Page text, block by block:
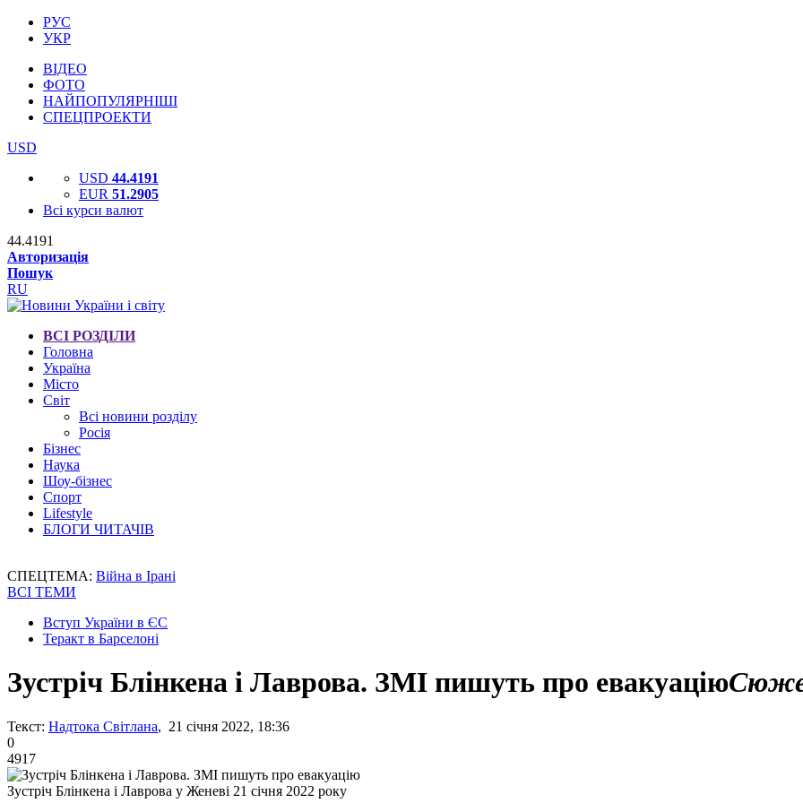
РУС
УКР
ВІДЕО
ФОТО
НАЙПОПУЛЯРНІШІ
СПЕЦПРОЕКТИ
USD
USD 44.4191
EUR 51.2905
Всі курси валют
44.4191
Авторизація
Пошук
RU
ВСІ РОЗДІЛИ
Головна
Україна
Місто
Світ
Всі новини розділу
Росія
Бізнес
Наука
Шоу-бізнес
Спорт
Lifestyle
БЛОГИ ЧИТАЧІВ
СПЕЦТЕМА: Війна в Ірані
ВСІ ТЕМИ
Вступ України в ЄС
Теракт в Барселоні
Зустріч Блінкена і Лаврова. ЗМІ пишуть про евакуацію
Текст: Надтока Світлана, 21 січня 2022, 18:36
0
4917
Зустріч Блінкена і Лаврова у Женеві 21 січня 2022 року